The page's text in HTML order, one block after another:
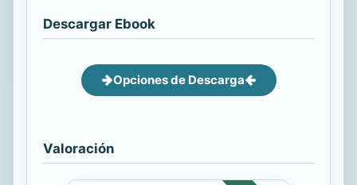
Descargar Ebook
Opciones de Descarga
Valoración